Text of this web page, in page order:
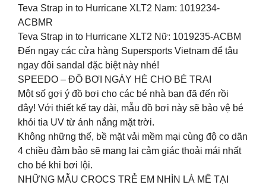
Teva Strap in to Hurricane XLT2 Nam: 1019234-
ACBMR
Teva Strap in to Hurricane XLT2 Nữ: 1019235-ACBM
Đến ngay các cửa hàng Supersports Vietnam để tậu
ngay đôi sandal đặc biệt này nhé!
SPEEDO – ĐỒ BƠI NGÀY HÈ CHO BÉ TRAI
Một số gợi ý đồ bơi cho các bé nhà bạn đã đến rồi
đây! Với thiết kế tay dài, mẫu đồ bơi này sẽ bảo vệ bé
khỏi tia UV từ ánh nắng mặt trời.
Không những thế, bề mặt vải mềm mại cùng độ co dãn
4 chiều đảm bảo sẽ mang lại cảm giác thoải mái nhất
cho bé khi bơi lội.
NHỮNG MẪU CROCS TRẺ EM NHÌN LÀ MÊ TẠI